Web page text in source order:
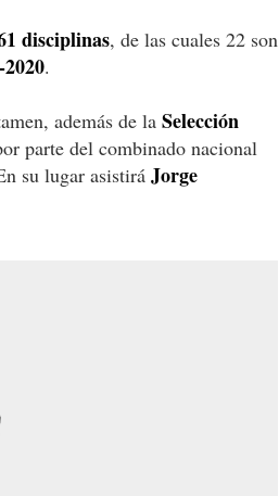
disciplinas, de las cuales 22 son
.
además de la Selección
parte del combinado nacional
su lugar asistirá Jorge